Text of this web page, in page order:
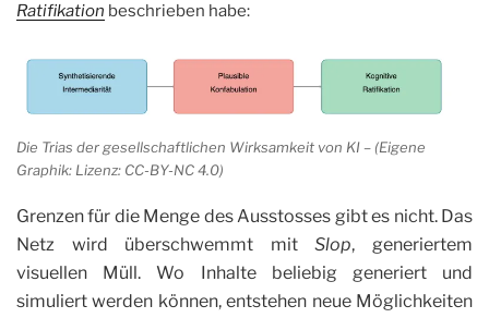
Ratifikation beschrieben habe:
Die Trias der gesellschaftlichen Wirksamkeit von KI – (Eigene
Graphik: Lizenz: CC-BY-NC 4.0)
Grenzen für die Menge des Ausstosses gibt es nicht. Das
Netz wird überschwemmt mitSlop, generiertem
visuellen Müll. Wo Inhalte beliebig generiert und
simuliert werden können, entstehen neue Möglichkeiten